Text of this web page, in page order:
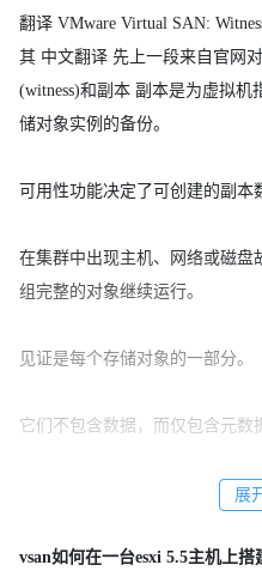
翻译 VMware Virtual SAN:
其 中文翻译 先上一段来自官网
(witness)和副本 副本是为虚拟
储对象实例的备份。
可用性功能决定了可创建的副本
在集群中出现主机、网络或磁盘
组完整的对象继续运行。
见证是每个存储对象的一部分。
它们不包含数据，而仅包含元数
，其目的是在必须做出可用性决
展
vsan如何在一台esxi 5.5主机上